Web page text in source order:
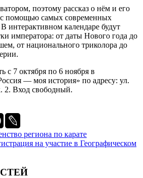
поэтому рассказ о нём и его
с помощью самых современных
интерактивном календаре будут
императора: от даты Нового года до
от национального триколора до
с 7 октября по 6 ноября в
— моя история» по адресу: ул.
2. Вход свободный.
региона по карате
на участие в Географическом